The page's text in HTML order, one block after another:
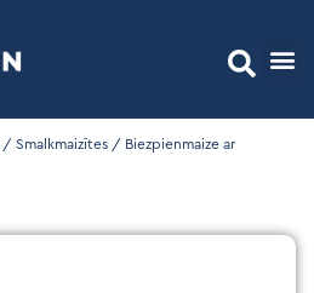
/ Smalkmaizītes / Biezpienmaize ar